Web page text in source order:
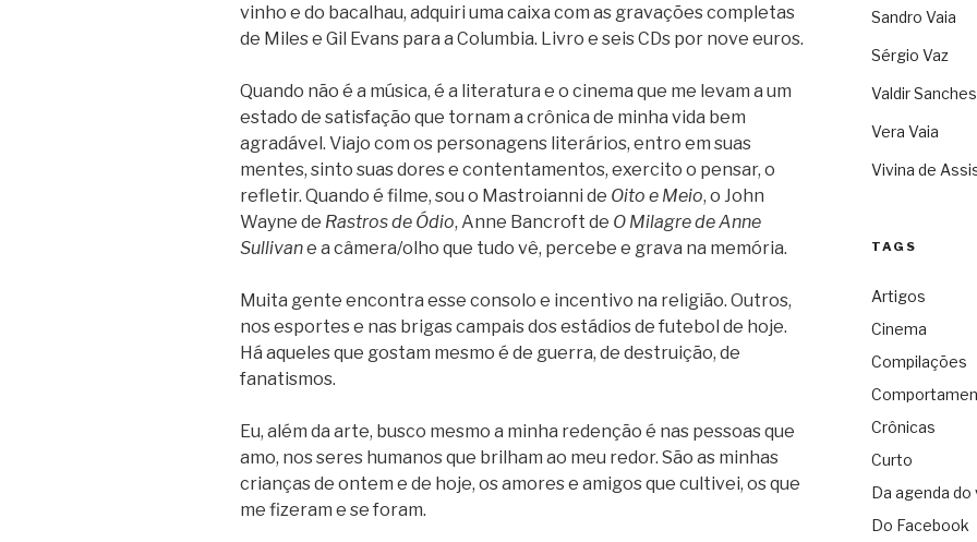
vinho e do bacalhau, adquiri uma caixa com as gravações completas
de Miles e Gil Evans para a Columbia. Livro e seis CDs por nove euros.
Quando não é a música, é a literatura e o cinema que me levam a um
estado de satisfação que tornam a crônica de minha vida bem
agradável. Viajo com os personagens literários, entro em suas
mentes, sinto suas dores e contentamentos, exercito o pensar, o
refletir. Quando é filme, sou o Mastroianni de Oito e Meio, o John
Wayne de Rastros de Ódio, Anne Bancroft de O Milagre de Anne
Sullivane a câmera/olho que tudo vê, percebe e grava na memória.
Muita gente encontra esse consolo e incentivo na religião. Outros,
nos esportes e nas brigas campais dos estádios de futebol de hoje.
Há aqueles que gostam mesmo é de guerra, de destruição, de
fanatismos.
Eu, além da arte, busco mesmo a minha redenção é nas pessoas que
amo, nos seres humanos que brilham ao meu redor. São as minhas
crianças de ontem e de hoje, os amores e amigos que cultivei, os que
me fizeram e se foram.
Sandro Vaia
Sérgio Vaz
Valdir Sanches
Vera Vaia
Vivina de
TAGS
Artigos
Cinema
Compilações
Crônicas
Curto
Da agenda do
Do Facebook